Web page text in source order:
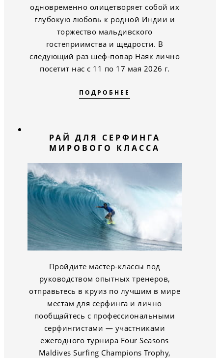
одновременно олицетворяет собой их
глубокую любовь к родной Индии и
торжество мальдивского
гостеприимства и щедрости. В
следующий раз шеф-повар Наяк лично
посетит нас с 11 по 17 мая 2026 г.
ПОДРОБНЕЕ
РАЙ ДЛЯ СЕРФИНГА
МИРОВОГО КЛАССА
Пройдите мастер-классы под
руководством опытных тренеров,
отправьтесь в круиз по лучшим в мире
местам для серфинга и лично
пообщайтесь с профессиональными
серфингистами — участниками
ежегодного турнира Four Seasons
Maldives Surfing Champions Trophy,